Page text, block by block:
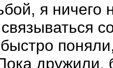
я ничего
дружили,